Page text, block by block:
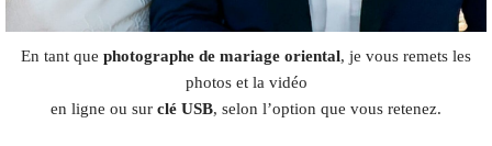
En tant que photographe de mariage oriental, je vous remets les
photos et la vidéo
en ligne ou sur clé USB, selon l’option que vous retenez.